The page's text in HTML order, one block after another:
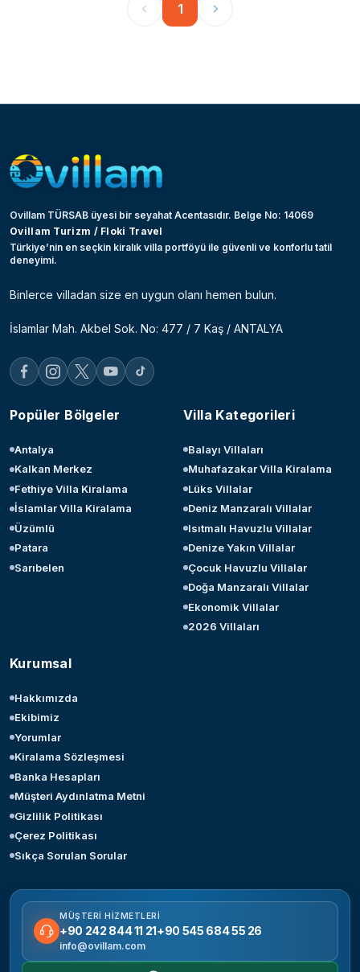
1
Ovillam TÜRSAB üyesi bir seyahat Acentasıdır. Belge No: 14069
Ovillam Turizm / Floki Travel
Türkiye’nin en seçkin kiralık villa portföyü ile güvenli ve konforlu tatil
deneyimi.
Binlerce villadan size en uygun olanı hemen bulun.
İslamlar Mah. Akbel Sok. No: 477 / 7 Kaş / ANTALYA
Popüler Bölgeler
Antalya
Kalkan Merkez
Fethiye Villa Kiralama
İslamlar Villa Kiralama
Üzümlü
Patara
Sarıbelen
Villa Kategorileri
Balayı Villaları
Muhafazakar Villa Kiralama
Lüks Villalar
Deniz Manzaralı Villalar
Isıtmalı Havuzlu Villalar
Denize Yakın Villalar
Çocuk Havuzlu Villalar
Doğa Manzaralı Villalar
Ekonomik Villalar
2026 Villaları
Kurumsal
Hakkımızda
Ekibimiz
Yorumlar
Kiralama Sözleşmesi
Banka Hesapları
Müşteri Aydınlatma Metni
Gizlilik Politikası
Çerez Politikası
Sıkça Sorulan Sorular
MÜŞTERI HIZMETLERI
+90 242 844 11 21+90 545 684 55 26
info@ovillam.com